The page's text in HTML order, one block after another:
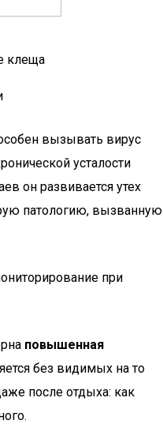
клеща
вызывать вирус
усталости
он развивается утех
патологию, вызванную
при
повышенная
без видимых на то
после отдыха: как